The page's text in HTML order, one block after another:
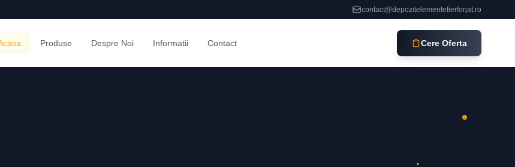
contact@depozitelementefierforjat.ro
Produse Despre Noi Informatii Contact Cere Oferta